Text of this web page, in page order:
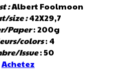
:Albert Foolmoon
size :42X29,7
Paper: 200g
colors: 4
Issue: 50
Achetez